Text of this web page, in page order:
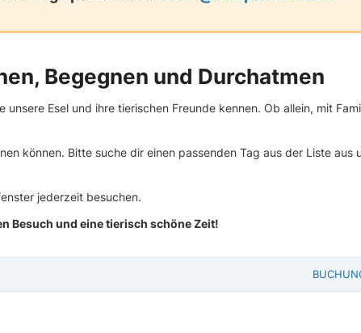
Begegnen und Durchatmen
Esel und ihre tierischen Freunde kennen. Ob allein, mit
können. Bitte suche dir einen passenden Tag aus der Liste aus
jederzeit besuchen.
Besuch und eine tierisch schöne Zeit!